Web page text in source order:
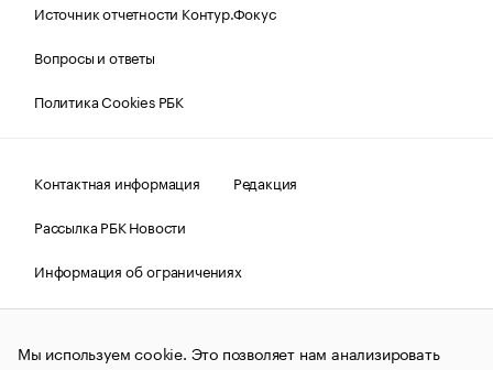
Источник отчетности Контур.Фокус
Вопросы и ответы
Политика Cookies РБК
Контактная информация
Редакция
Рассылка РБК Новости
Информация об ограничениях
Правовая информация
О соблюдении авторских прав
© АО «РОСБИЗНЕСКОНСАЛТИНГ»,1995–2026.Сообщения
Мы используем cookie. Это позволяет нам анализировать